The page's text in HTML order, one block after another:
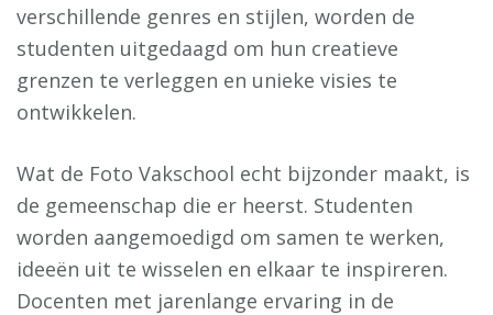
verschillende genres en stijlen, worden de
studenten uitgedaagd om hun creatieve
grenzen te verleggen en unieke visies te
ontwikkelen.
Wat de Foto Vakschool echt bijzonder maakt, is
de gemeenschap die er heerst. Studenten
worden aangemoedigd om samen te werken,
ideeën uit te wisselen en elkaar te inspireren.
Docenten met jarenlange ervaring in de